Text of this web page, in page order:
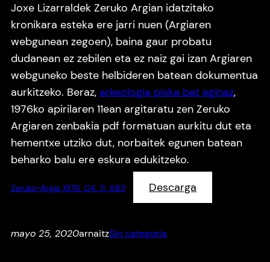
Joxe Lizarraldek Zeruko Argian idatzitako
kronikara esteka ere jarri nuen (Argiaren
webgunean zegoen), baina gaur probatu
dudanean ez zebilen eta ez naiz gai izan Argiaren
webguneko beste helbideren batean dokumentua
aurkitzeko. Beraz, arkeologia pixka bat eginaz,
1976ko apirilaren 11ean argitaratu zen Zeruko
Argiaren zenbakia pdf formatuan aurkitu dut eta
hementxe utziko dut, norbaitek egunen batean
beharko balu ere eskura edukitzeko.
Zeruko-Argia 1976_04_11_683 Descarga
mayo 25, 2020arnaitzSin categoría